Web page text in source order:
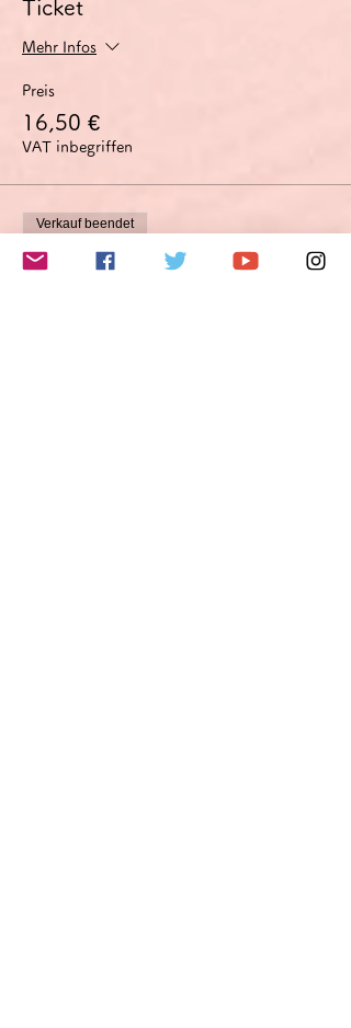
Ticket
Mehr Infos
Preis
16,50 €
VAT inbegriffen
Verkauf beendet
Tickettyp